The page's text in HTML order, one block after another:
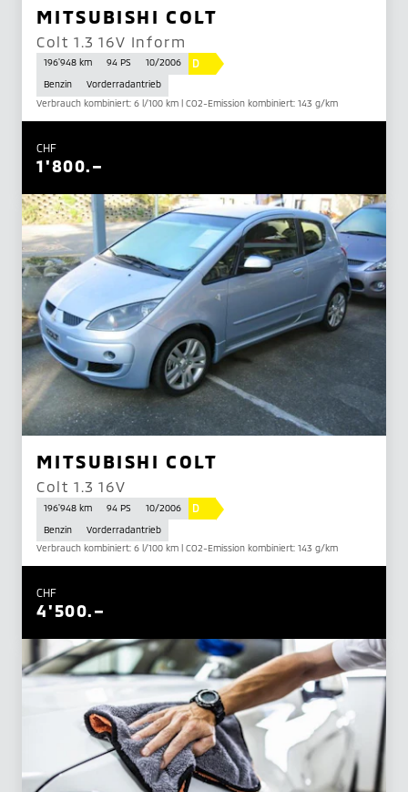
MITSUBISHI COLT
Colt 1.3 16V Inform
196'948 km 94 PS 10/2006 D
Benzin
Vorderradantrieb
Verbrauch kombiniert: 6 l/100 km | CO2-Emission kombiniert: 143 g/km
CHF
1'800.–
MITSUBISHI COLT
Colt 1.3 16V
196'948 km 94 PS 10/2006 D
Benzin
Vorderradantrieb
Verbrauch kombiniert: 6 l/100 km | CO2-Emission kombiniert: 143 g/km
CHF
4'500.–